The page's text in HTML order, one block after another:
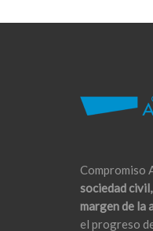
Compromiso
sociedad
margen de la
el progreso